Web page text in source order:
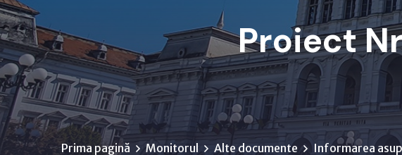
Proiect
Prima pagină Monitorul Alte documente
Informarea